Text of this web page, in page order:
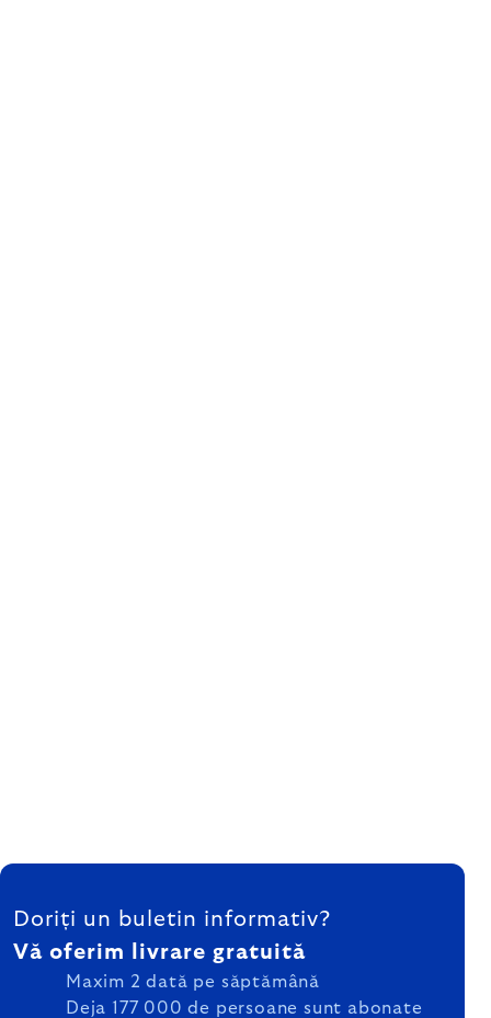
SUBSOL
Doriți un buletin informativ?
Vă oferim livrare gratuită
Maxim 2 dată pe săptămână
Deja 177 000 de persoane sunt abonate